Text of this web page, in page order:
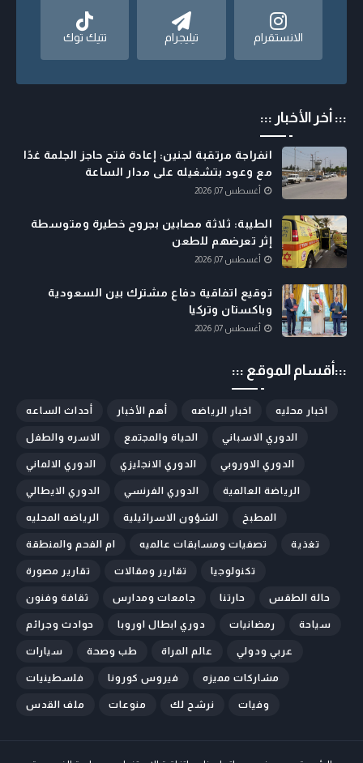
الانستقرام تيليجرام تتيك توك
::: أخر الأخبار :::
انفراجة مرتقبة لجنين: إعادة فتح حاجز الجلمة غدًا
مع وعود بتشغيله على مدار الساعة
أغسطس 07, 2026
الطيبة: ثلاثة مصابين بجروح خطيرة ومتوسطة
إثر تعرضهم للطعن
أغسطس 07, 2026
توقيع اتفاقية دفاع مشترك بين السعودية
وباكستان وتركيا
أغسطس 07, 2026
:::أقسام الموقع :::
أحداث الساعه أهم الأخبار اخبار الرياضه اخبار محليه
الاسره والطفل الحياة والمجتمع الدوري الاسباني
الدوري الالماني الدوري الانجليزي الدوري الاوروبي
الدوري الايطالي الدوري الفرنسي الرياضة العالمية
الرياضه المحليه الشؤون الاسرائيلية المطبخ
ام الفحم والمنطقة تصفيات ومسابقات عالميه تغذية
تقارير مصورة تقارير ومقالات تكنولوجيا
ثقافة وفنون جامعات ومدارس حارتنا حالة الطقس
حوادث وجرائم دوري ابطال اوروبا رمضانيات سياحة
سيارات طب وصحة عالم المراة عربي ودولي
فلسطينيات فيروس كورونا مشاركات مميزه
ملف القدس منوعات نرشح لك وفيات